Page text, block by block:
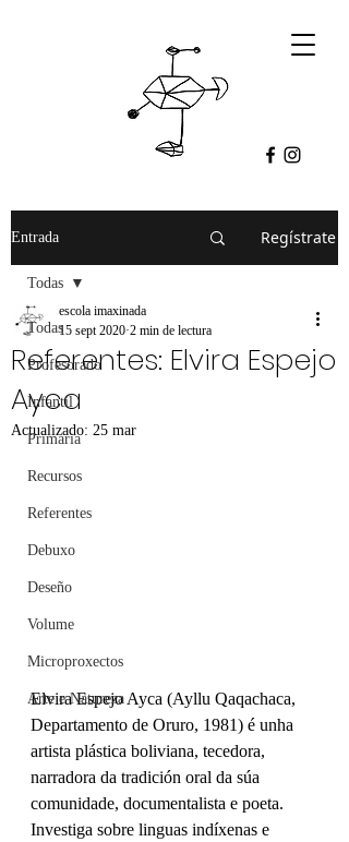
Entrada Regístrate
Todas
Profesorado
Infantil
Primaria
Recursos
Referentes
Debuxo
Deseño
Volume
Microproxectos
Arte e Natureza
Todas
Referentes: Elvira Espejo
Ayca
escola imaxinada
15 sept 2020 2 min de lectura
Actualizado: 25 mar
Elvira Espejo Ayca (Ayllu Qaqachaca,
Departamento de Oruro, 1981) é unha
artista plástica boliviana, tecedora,
narradora da tradición oral da súa
comunidade, documentalista e poeta.
Investiga sobre linguas indíxenas e